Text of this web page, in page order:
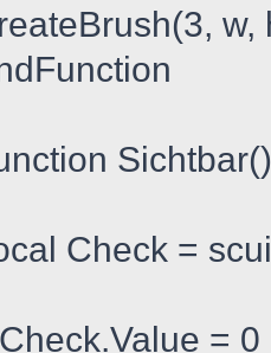
w,
Sichtbar()
Check =
= 0